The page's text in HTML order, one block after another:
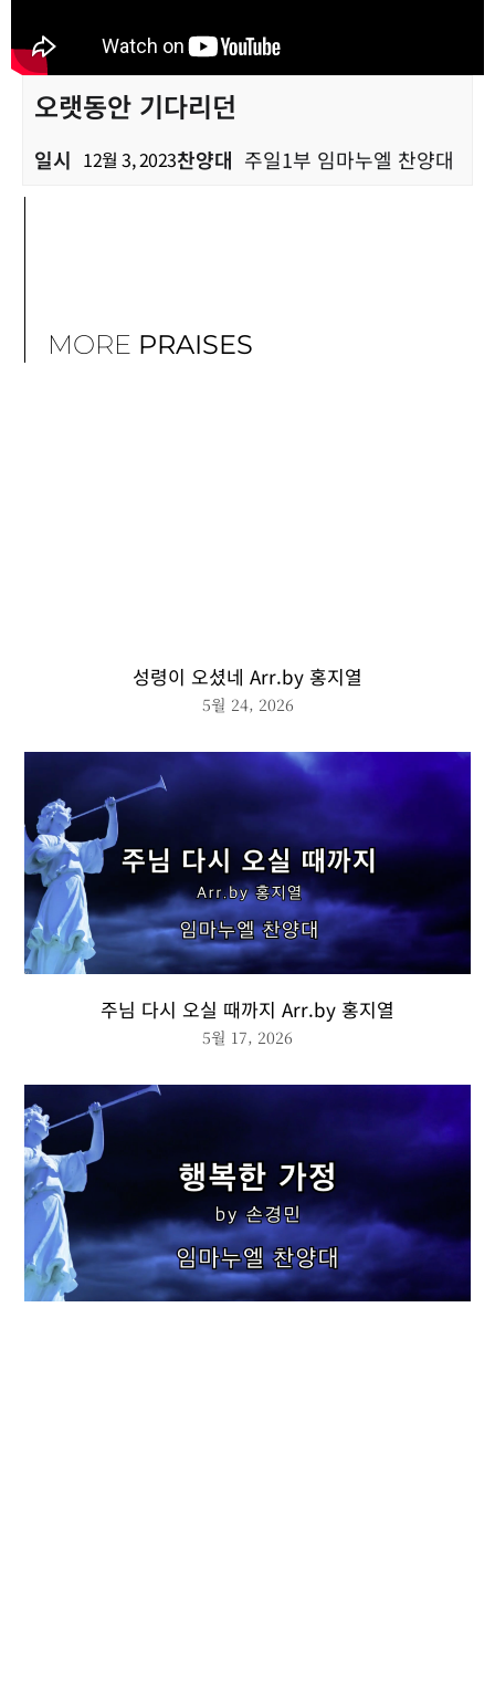
오랫동안 기다리던
일시 12월 3, 2023찬양대 주일1부 임마누엘 찬양대
MORE PRAISES
성령이 오셨네 Arr.by 홍지열
5월 24, 2026
주님 다시 오실 때까지 Arr.by 홍지열
5월 17, 2026